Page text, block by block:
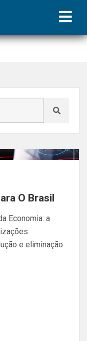
O Brasil
Economia: a
e eliminação